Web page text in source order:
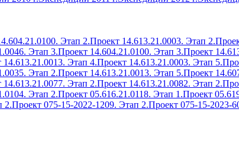
Этап 2.Проект 14.613.21.0003. Этап 2.
Этап 3.Проект 14.604.21.0100. Этап 3.Проект
14.613.21.0013. Этап 4.Проект 14.613.21.0003. Этап 5.
Этап 2.Проект 14.613.21.0013. Этап 5.Проект
14.613.21.0077. Этап 2.Проект 14.613.21.0082. Этап 2.
Этап 2.Проект 05.616.21.0118. Этап 1.Проект
2.Проект 075-15-2022-1209. Этап 2.Проект 075-15-2023-